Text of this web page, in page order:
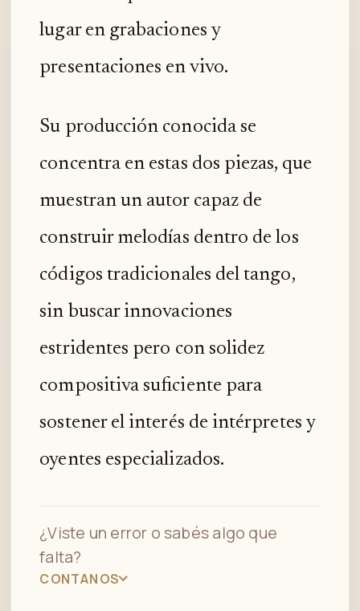
lugar en grabaciones y
presentaciones en vivo.
Su producción conocida se
concentra en estas dos piezas, que
muestran un autor capaz de
construir melodías dentro de los
códigos tradicionales del tango,
sin buscar innovaciones
estridentes pero con solidez
compositiva suficiente para
sostener el interés de intérpretes y
oyentes especializados.
¿Viste un error o sabés algo que
falta?
CONTANOS